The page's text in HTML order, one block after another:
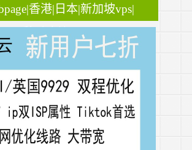
香港|日本|新加坡vps|
移动直连